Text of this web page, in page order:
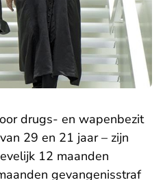
drugs- en wapenbezit
29 en 21 jaar – zijn
12 maanden
gevangenisstraf